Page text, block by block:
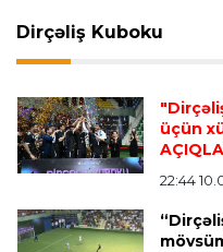
Transfer
İngiltərə P.L. 23:14 06.08.2026
Alexandre Pato
Dirçəliş Kuboku
üçün
22:44